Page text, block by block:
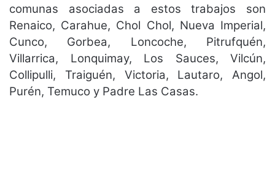
comunas asociadas a estos trabajos son
Renaico, Carahue, Chol Chol, Nueva Imperial,
Cunco, Gorbea, Loncoche, Pitrufquén,
Villarrica, Lonquimay, Los Sauces, Vilcún,
Collipulli, Traiguén, Victoria, Lautaro, Angol,
Purén, Temuco y Padre Las Casas.